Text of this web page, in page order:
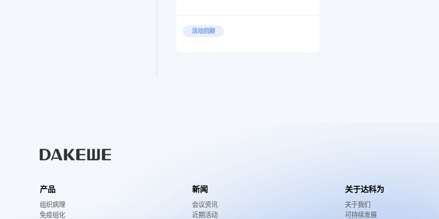
活动回顾
产品
组织病理
免疫组化
新闻
会议资讯
近期活动
关于达科为
关于我们
可持续发展